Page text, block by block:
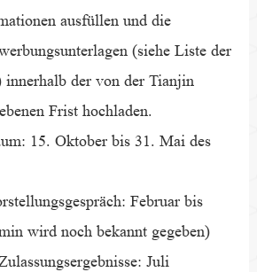
ausfüllen und die
(siehe Liste der
innerhalb der von der Tianjin
Frist hochladen.
15. Oktober bis 31. Mai des
Februar bis
wird noch bekannt gegeben)
Juli